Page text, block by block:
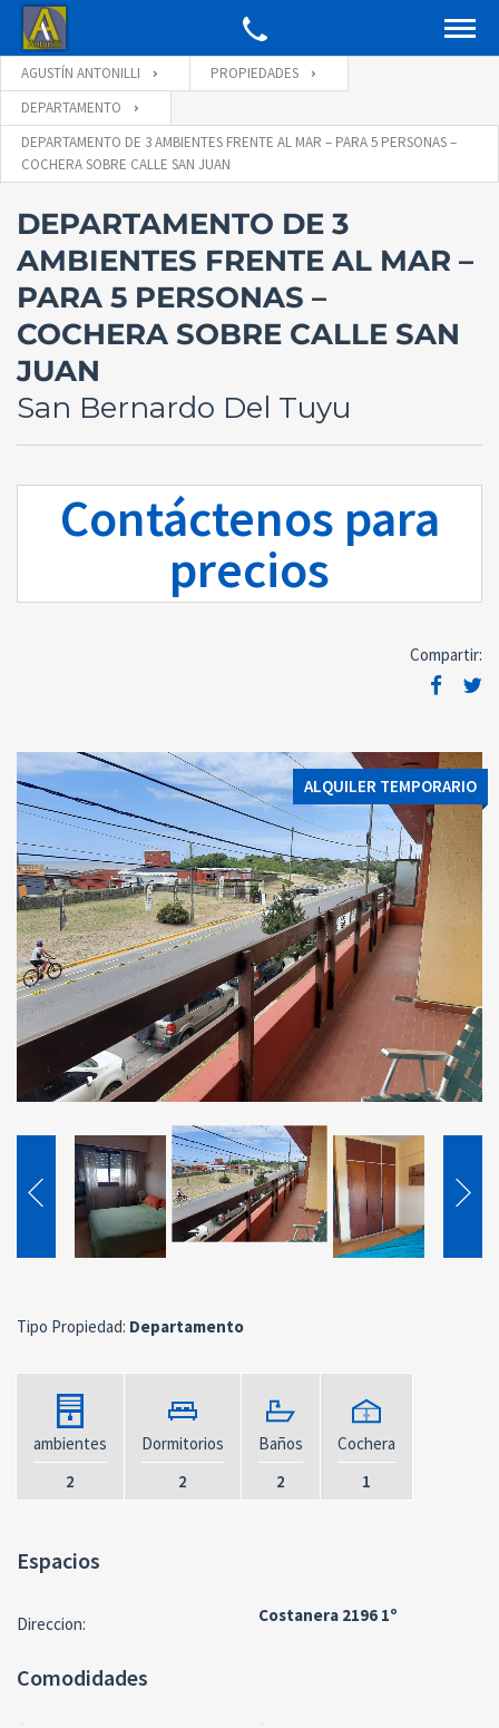
AGUSTÍN ANTONILLI
PROPIEDADES
DEPARTAMENTO
DEPARTAMENTO DE 3 AMBIENTES FRENTE AL MAR – PARA 5 PERSONAS –
COCHERA SOBRE CALLE SAN JUAN
DEPARTAMENTO DE 3
AMBIENTES FRENTE AL MAR –
PARA 5 PERSONAS –
COCHERA SOBRE CALLE SAN
JUAN
San Bernardo Del Tuyu
Contáctenos para
precios
Compartir:
ALQUILER TEMPORARIO
Tipo Propiedad: Departamento
ambientes
2
Dormitorios
2
Baños
2
Cochera
1
Espacios
Direccion: Costanera 2196 1º
Comodidades